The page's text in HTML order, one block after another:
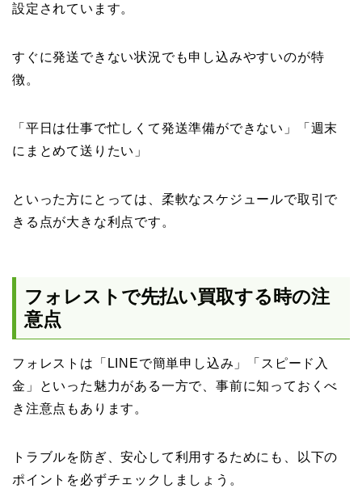
設定されています。
すぐに発送できない状況でも申し込みやすいのが特
徴。
「平日は仕事で忙しくて発送準備ができない」「週末
にまとめて送りたい」
といった方にとっては、柔軟なスケジュールで取引で
きる点が大きな利点です。
フォレストで先払い買取する時の注
意点
フォレストは「LINEで簡単申し込み」「スピード入
金」といった魅力がある一方で、事前に知っておくべ
き注意点もあります。
トラブルを防ぎ、安心して利用するためにも、以下の
ポイントを必ずチェックしましょう。